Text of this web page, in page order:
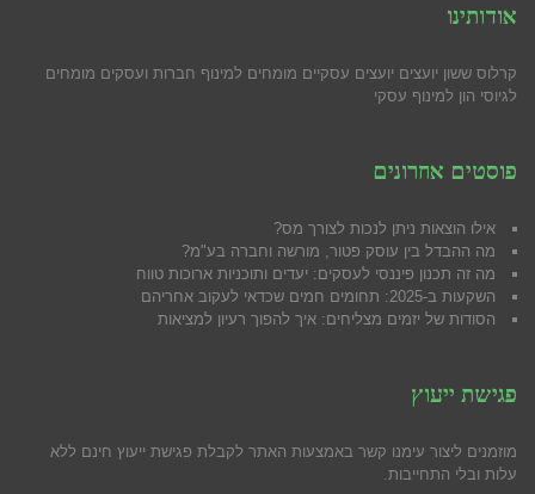
אודותינו
קרלוס ששון יועצים יועצים עסקיים מומחים למינוף חברות ועסקים מומחים
לגיוסי הון למינוף עסקי
פוסטים אחרונים
אילו הוצאות ניתן לנכות לצורך מס?
מה ההבדל בין עוסק פטור, מורשה וחברה בע"מ?
מה זה תכנון פיננסי לעסקים: יעדים ותוכניות ארוכות טווח
השקעות ב-2025: תחומים חמים שכדאי לעקוב אחריהם
הסודות של יזמים מצליחים: איך להפוך רעיון למציאות
פגישת ייעוץ
מוזמנים ליצור עימנו קשר באמצעות האתר לקבלת פגישת ייעוץ חינם ללא
עלות ובלי התחייבות.